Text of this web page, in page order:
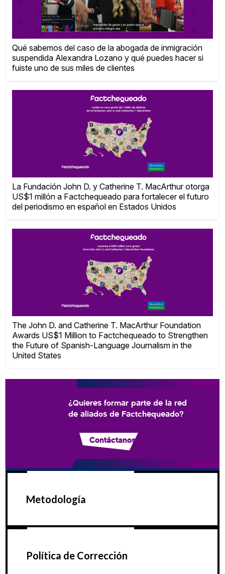
Qué sabemos del caso de la abogada de inmigración
suspendida Alexandra Lozano y qué puedes hacer si
fuiste uno de sus miles de clientes
La Fundación John D. y Catherine T. MacArthur otorga
US$1 millón a Factchequeado para fortalecer el futuro
del periodismo en español en Estados Unidos
The John D. and Catherine T. MacArthur Foundation
Awards US$1 Million to Factchequeado to Strengthen
the Future of Spanish-Language Journalism in the
United States
¿Quieres formar parte de la red
de aliados de Factchequeado?
Contáctanos
Metodología
Política de Corrección